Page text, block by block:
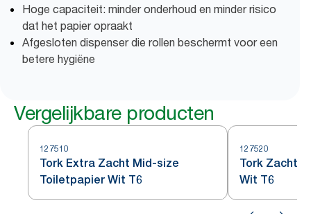
Hoge capaciteit: minder onderhoud en minder risico
dat het papier opraakt
Afgesloten dispenser die rollen beschermt voor een
betere hygiëne
Vergelijkbare producten
127510
Tork Extra Zacht Mid-size
Toiletpapier Wit T6
127520
Tork Zacht
Wit T6